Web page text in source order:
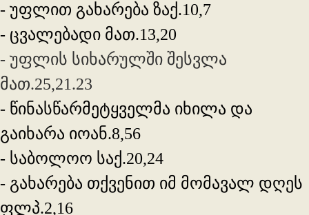
- უფლით გახარება ზაქ.10,7
- ცვალებადი მათ.13,20
- უფლის სიხარულში შესვლა
მათ.25,21.23
- წინასწარმეტყველმა იხილა და
გაიხარა იოან.8,56
- საბოლოო საქ.20,24
- გახარება თქვენით იმ მომავალ დღეს
ფლპ.2,16